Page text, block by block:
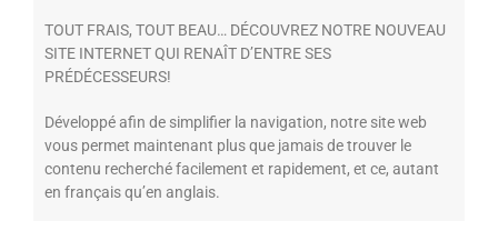
TOUT FRAIS, TOUT BEAU… DÉCOUVREZ NOTRE NOUVEAU
SITE INTERNET QUI RENAÎT D’ENTRE SES
PRÉDÉCESSEURS!
Développé afin de simplifier la navigation, notre site web
vous permet maintenant plus que jamais de trouver le
contenu recherché facilement et rapidement, et ce, autant
en français qu’en anglais.